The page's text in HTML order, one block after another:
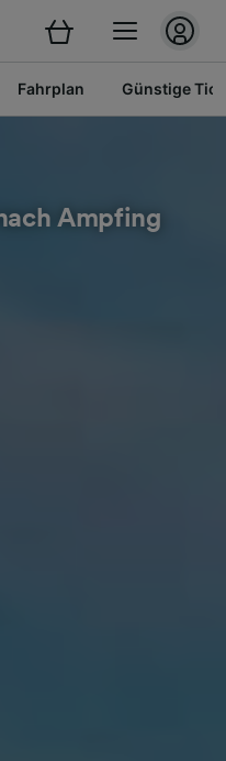
Fahrplan Günstige
Ampfing